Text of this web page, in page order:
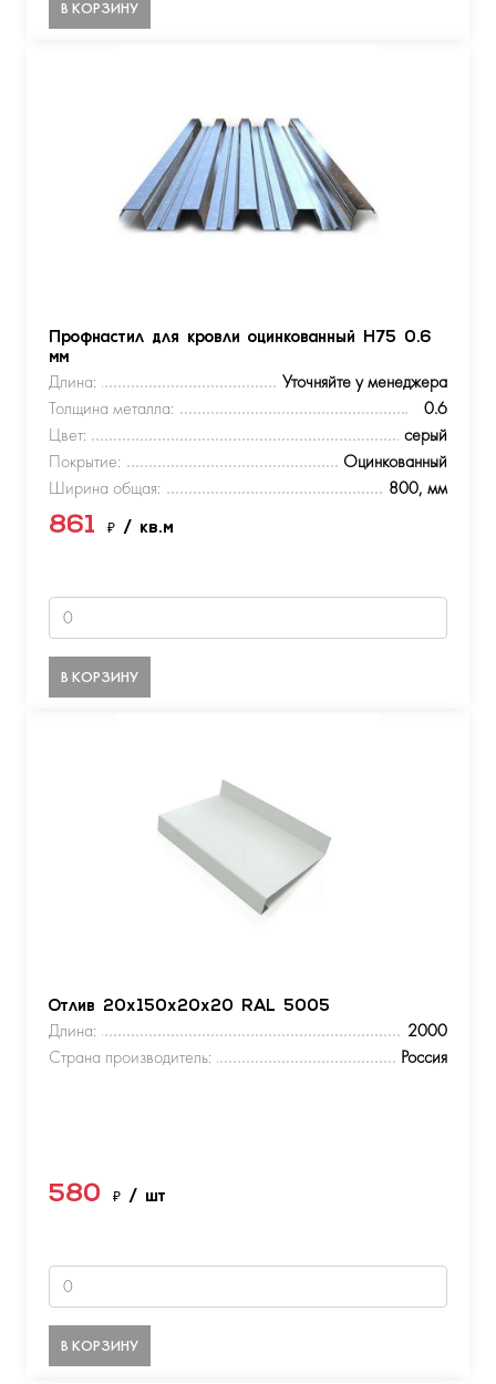
В КОРЗИНУ
Профнастил для кровли оцинкованный Н75 0.6
мм
Длина:
Уточняйте у менеджера
Толщина металла:
0.6
Цвет:
серый
Покрытие:
Оцинкованный
Ширина общая:
800, мм
861 ₽ / кв.м
В КОРЗИНУ
Отлив 20х150х20х20 RAL 5005
Длина:
2000
Страна производитель:
Россия
580 ₽ / шт
В КОРЗИНУ